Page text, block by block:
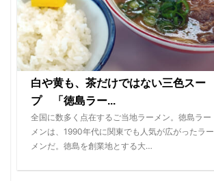
白や黄も、茶だけではない三色スー
プ 「徳島ラー...
全国に数多く点在するご当地ラーメン。徳島ラー
メンは、1990年代に関東でも人気が広がったラー
メンだ。徳島を創業地とする大…